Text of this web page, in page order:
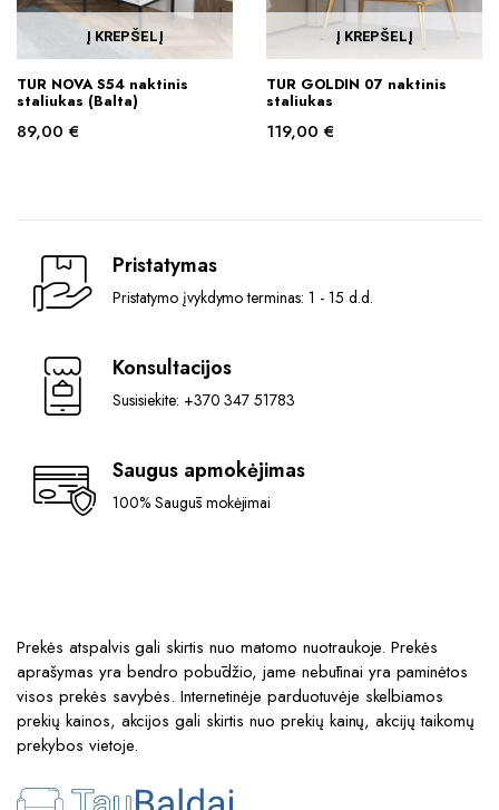
Į KREPŠELĮ
TUR NOVA S54 naktinis
staliukas (Balta)
89,00 €
Į KREPŠELĮ
TUR GOLDIN 07 naktinis
staliukas
119,00 €
Pristatymas
Pristatymo įvykdymo terminas: 1 - 15 d.d.
Konsultacijos
Susisiekite: +370 347 51783
Saugus apmokėjimas
100% Saugūs mokėjimai
Prekės atspalvis gali skirtis nuo matomo nuotraukoje. Prekės
aprašymas yra bendro pobūdžio, jame nebūtinai yra paminėtos
visos prekės savybės. Internetinėje parduotuvėje skelbiamos
prekių kainos, akcijos gali skirtis nuo prekių kainų, akcijų taikomų
prekybos vietoje.